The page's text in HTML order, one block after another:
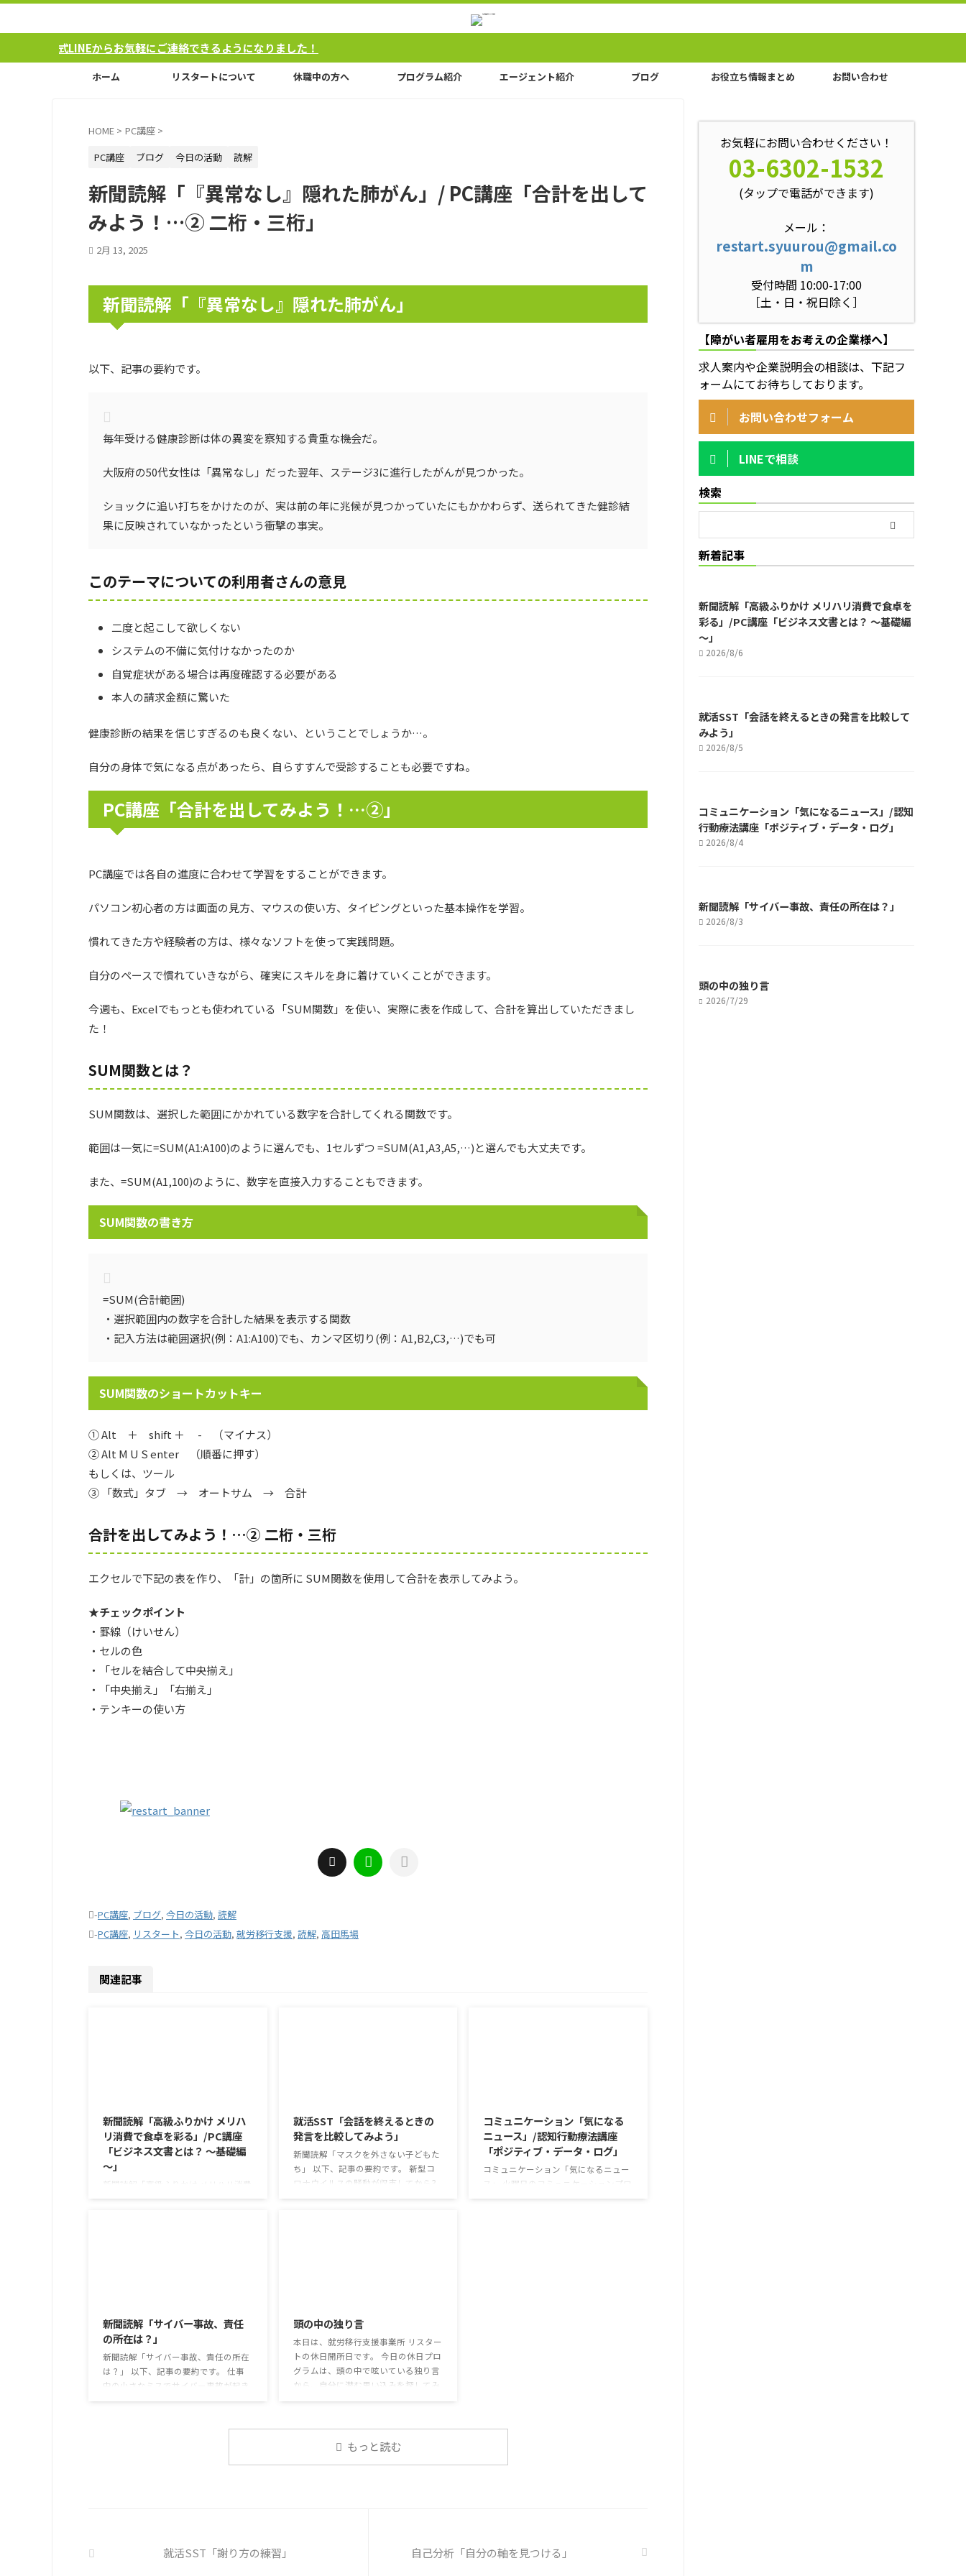
からお気軽にご連絡できるようになりました！
ホーム リスタートについて 休職中の方へ プログラム紹介 エージェント紹介 ブログ お役立ち情報まとめ お問い合わせ
HOME > PC講座 >
PC講座
ブログ 今日の活動 読解
新聞読解「『異常なし』隠れた肺がん」/ PC講座「合計を出して
みよう！…② 二桁・三桁」
2月 13, 2025
新聞読解「『異常なし』隠れた肺がん」
以下、記事の要約です。
毎年受ける健康診断は体の異変を察知する貴重な機会だ。
大阪府の50代女性は「異常なし」だった翌年、ステージ3に進行したがんが見つかった。
ショックに追い打ちをかけたのが、実は前の年に兆候が見つかっていたにもかかわらず、送られてきた健診結
果に反映されていなかったという衝撃の事実。
このテーマについての利用者さんの意見
二度と起こして欲しくない
システムの不備に気付けなかったのか
自覚症状がある場合は再度確認する必要がある
本人の請求金額に驚いた
健康診断の結果を信じすぎるのも良くない、ということでしょうか…。
自分の身体で気になる点があったら、自らすすんで受診することも必要ですね。
PC講座「合計を出してみよう！…②」
PC講座では各自の進度に合わせて学習をすることができます。
パソコン初心者の方は画面の見方、マウスの使い方、タイピングといった基本操作を学習。
慣れてきた方や経験者の方は、様々なソフトを使って実践問題。
自分のペースで慣れていきながら、確実にスキルを身に着けていくことができます。
今週も、Excelでもっとも使われている「SUM関数」を使い、実際に表を作成して、合計を算出していただきまし
た！
SUM関数とは？
SUM関数は、選択した範囲にかかれている数字を合計してくれる関数です。
範囲は一気に=SUM(A1:A100)のように選んでも、1セルずつ =SUM(A1,A3,A5,…)と選んでも大丈夫です。
また、=SUM(A1,100)のように、数字を直接入力することもできます。
SUM関数の書き方
=SUM(合計範囲)
・選択範囲内の数字を合計した結果を表示する関数
・記入方法は範囲選択(例：A1:A100)でも、カンマ区切り(例：A1,B2,C3,…)でも可
SUM関数のショートカットキー
① Alt ＋ shift ＋ - （マイナス）
② Alt M U S enter （順番に押す）
もしくは、ツール
③ 「数式」タブ → オートサム → 合計
合計を出してみよう！…② 二桁・三桁
エクセルで下記の表を作り、「計」の箇所に SUM関数を使用して合計を表示してみよう。
★チェックポイント
・罫線（けいせん）
・セルの色
・「セルを結合して中央揃え」
・「中央揃え」「右揃え」
・テンキーの使い方
-PC講座, ブログ, 今日の活動, 読解
-PC講座, リスタート, 今日の活動, 就労移行支援, 読解, 高田馬場
関連記事
新聞読解「高級ふりかけ メリハ
リ消費で食卓を彩る」/PC講座
「ビジネス文書とは？ ～基礎編
～」
新聞読解「高級ふりかけ メリハリ消費
りかけと変わらず栄養も取れるのでは
ふりかけのように小さな喜びを得て、
精神的なケアをすることも重要 支出を
減らすも ...
就活SST「会話を終えるときの
発言を比較してみよう」
新聞読解「マスクを外さない子どもた
ち」 以下、記事の要約です。 新型コ
ロナウイルスの騒動が収束してから3
も同じなのかも 同居中の高齢者のた
めの感染予防等、ご本人の理由 ...
コミュニケーション「気になる
ニュース」/認知行動療法講座
「ポジティブ・データ・ログ」
コミュニケーション「気になるニュー
ス」 火曜日のコミュニケーションプロ
新聞読解「サイバー事故、責任
の所在は？」
新聞読解「サイバー事故、責任の所在
は？」 以下、記事の要約です。 仕事
中の小さなミスでサイバー事故が起き
従業員側に懲戒処分を行っている。 利
頭の中の独り言
本日は、就労移行支援事業所 リスター
トの休日開所日です。 今日の休日プロ
グラムは、頭の中で呟いている独り言
から、自分に潜む思い込みを探してみ
ための練習を行います。 私たちは、
様々な状況に対して、口には出さずに
もっと読む
就活SST「謝り方の練習」 自己分析「自分の軸を見つける」
お気軽にお問い合わせください！
03-6302-1532
(タップで電話ができます)
メール：
restart.syuurou@gmail.co
m
受付時間 10:00-17:00
［土・日・祝日除く］
【障がい者雇用をお考えの企業様へ】
求人案内や企業説明会の相談は、下記フ
ォームにてお待ちしております。
お問い合わせフォーム
LINEで相談
検索
新着記事
新聞読解「高級ふりかけ メリハリ消費で食卓を
彩る」/PC講座「ビジネス文書とは？ ～基礎編
～」
2026/8/6
就活SST「会話を終えるときの発言を比較して
みよう」
2026/8/5
コミュニケーション「気になるニュース」/認知
行動療法講座「ポジティブ・データ・ログ」
2026/8/4
新聞読解「サイバー事故、責任の所在は？」
2026/8/3
頭の中の独り言
2026/7/29